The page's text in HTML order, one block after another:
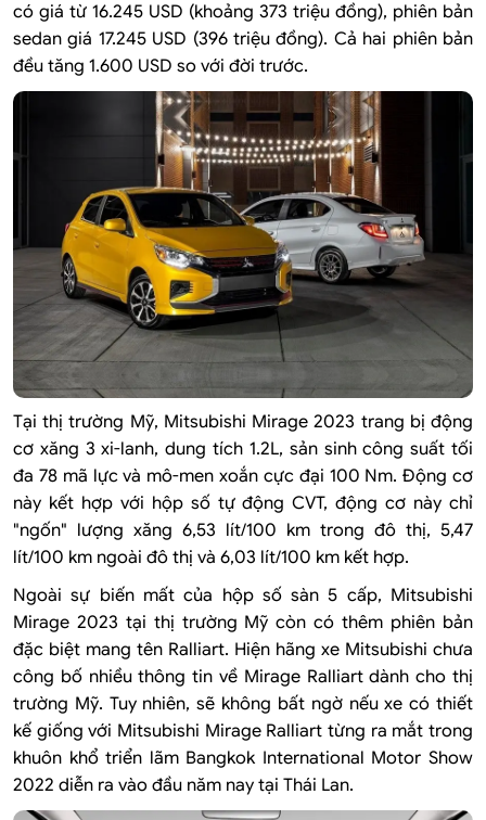
có giá từ 16.245 USD (khoảng 373 triệu đồng), phiên bản
sedan giá 17.245 USD (396 triệu đồng). Cả hai phiên bản
đều tăng 1.600 USD so với đời trước.
Tại thị trường Mỹ, Mitsubishi Mirage 2023 trang bị động
cơ xăng 3 xi-lanh, dung tích 1.2L, sản sinh công suất tối
đa 78 mã lực và mô-men xoắn cực đại 100 Nm. Động cơ
này kết hợp với hộp số tự động CVT, động cơ này chỉ
"ngốn" lượng xăng 6,53 lít/100 km trong đô thị, 5,47
lít/100 km ngoài đô thị và 6,03 lít/100 km kết hợp.
Ngoài sự biến mất của hộp số sàn 5 cấp, Mitsubishi
Mirage 2023 tại thị trường Mỹ còn có thêm phiên bản
đặc biệt mang tên Ralliart. Hiện hãng xe Mitsubishi chưa
công bố nhiều thông tin về Mirage Ralliart dành cho thị
trường Mỹ. Tuy nhiên, sẽ không bất ngờ nếu xe có thiết
kế giống với Mitsubishi Mirage Ralliart từng ra mắt trong
khuôn khổ triển lãm Bangkok International Motor Show
2022 diễn ra vào đầu năm nay tại Thái Lan.